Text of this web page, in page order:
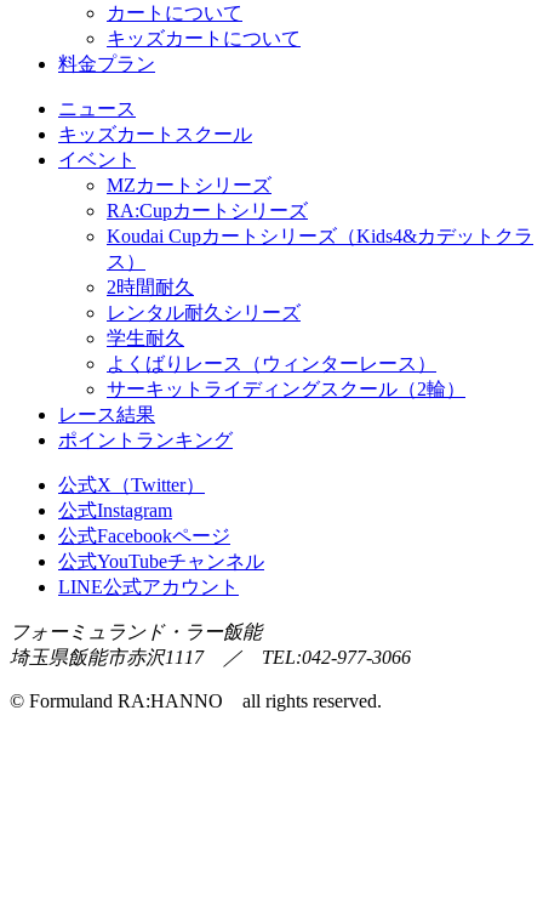
カートについて
キッズカートについて
料金プラン
ニュース
キッズカートスクール
イベント
MZカートシリーズ
RA:Cupカートシリーズ
Koudai Cupカートシリーズ（Kids4&カデットクラ
ス）
2時間耐久
レンタル耐久シリーズ
学生耐久
よくばりレース（ウィンターレース）
サーキットライディングスクール（2輪）
レース結果
ポイントランキング
公式X（Twitter）
公式Instagram
公式Facebookページ
公式YouTubeチャンネル
LINE公式アカウント
フォーミュランド・ラー飯能
埼玉県飯能市赤沢1117 ／ TEL:042-977-3066
© Formuland RA:HANNO all rights reserved.